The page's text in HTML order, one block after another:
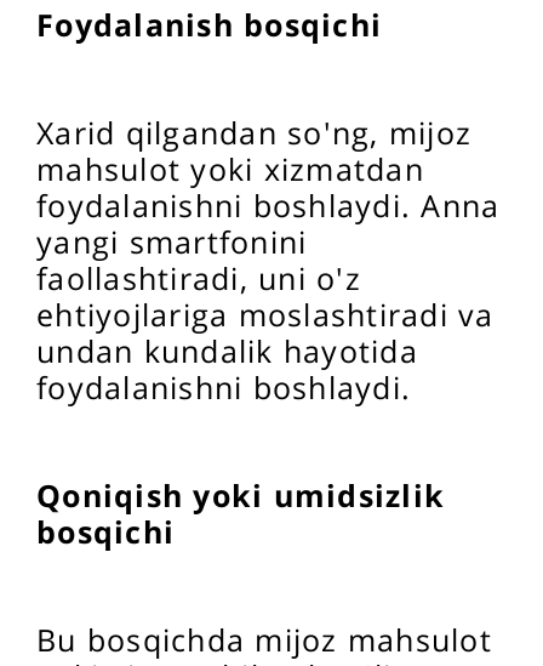
Foydalanish bosqichi
Xarid qilgandan so'ng, mijoz
mahsulot yoki xizmatdan
foydalanishni boshlaydi. Anna
yangi smartfonini
faollashtiradi, uni o'z
ehtiyojlariga moslashtiradi va
undan kundalik hayotida
foydalanishni boshlaydi.
Qoniqish yoki umidsizlik
bosqichi
Bu bosqichda mijoz mahsulot